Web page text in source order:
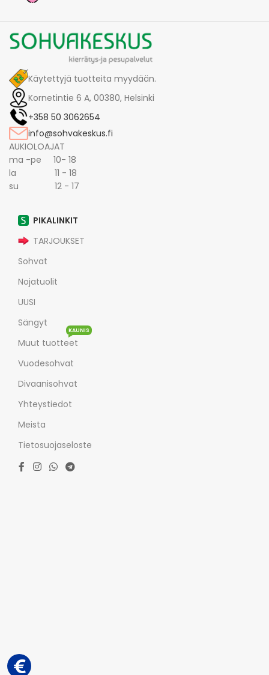
Käytettyjä tuotteita myydään.
Kornetintie 6 A, 00380, Helsinki
+358 50 3062654
info@sohvakeskus.fi
AUKIOLOAJAT
ma -pe 10- 18
la 11 - 18
su 12 - 17
PIKALINKIT
TARJOUKSET
Sohvat
Nojatuolit
UUSI
Sängyt
Muut tuotteet
KAUNIS
Vuodesohvat
Divaanisohvat
Yhteystiedot
Meista
Tietosuojaseloste